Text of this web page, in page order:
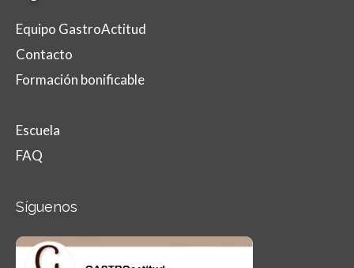
Equipo GastroActitud
Contacto
Formación bonificable
Escuela
FAQ
Síguenos